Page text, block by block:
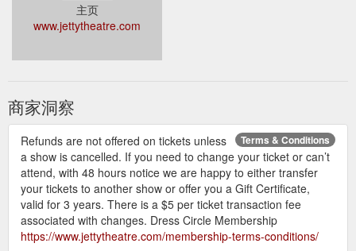
主页
www.jettytheatre.com
商家洞察
Terms & Conditions
Refunds are not offered on tickets unless
a show is cancelled. If you need to change your ticket or can’t
attend, with 48 hours notice we are happy to either transfer
your tickets to another show or offer you a Gift Certificate,
valid for 3 years. There is a $5 per ticket transaction fee
associated with changes. Dress Circle Membership
https://www.jettytheatre.com/membership-terms-conditions/